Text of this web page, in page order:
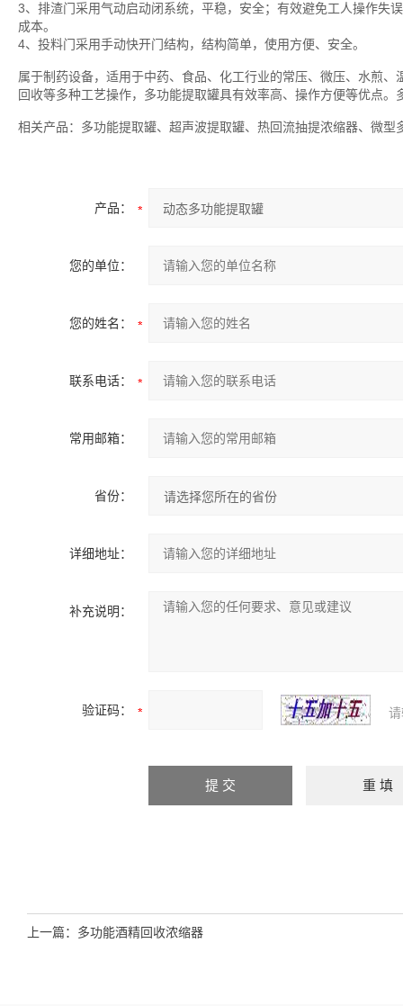
3、排渣门采用气动启动闭系统，平稳，安全；有效避免工人操作失
成本。
4、投料门采用手动快开门结构，结构简单，使用方便、安全。
属于制药设备，适用于中药、食品、化工行业的常压、微压、水煎
回收等多种工艺操作，多功能提取罐具有效率高、操作方便等优点
相关产品：多功能提取罐、超声波提取罐、热回流抽提浓缩器、微型
产品：
您的单位：
您的姓名：
联系电话：
常用邮箱：
省份：
详细地址：
补充说明：
验证码：
上一篇： 多功能酒精回收浓缩器